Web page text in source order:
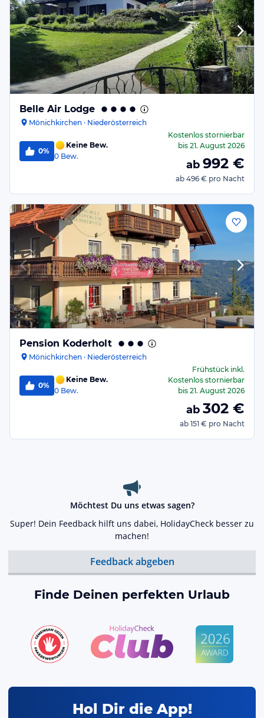
Belle Air Lodge
Mönichkirchen · Niederösterreich
0%
Keine Bew.
0 Bew.
Kostenlos stornierbar
bis 21. August 2026
ab 992 €
ab 496 € pro Nacht
Pension Koderholt
Mönichkirchen · Niederösterreich
0%
Keine Bew.
0 Bew.
Frühstückinkl.
Kostenlos stornierbar
bis 21. August 2026
ab 302 €
ab 151 € pro Nacht
Möchtest Du uns etwas sagen?
Super! Dein Feedback hilft uns dabei, HolidayCheck besser zu
machen!
Feedback abgeben
Finde Deinen perfekten Urlaub
Hol Dir die App!